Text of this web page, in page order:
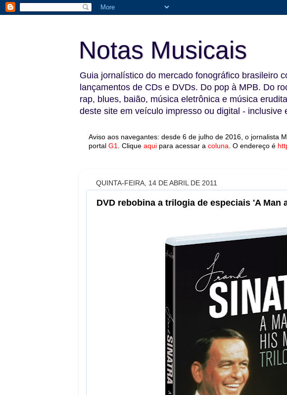
Notas Musicais
Guia jornalístico do mercado fonográfico brasileiro
lançamentos de CDs e DVDs. Do pop à MPB. Do
rap, blues, baião, música eletrônica e música
deste site em veículo impresso ou digital -
Aviso aos navegantes: desde 6 de julho de 2016, o jornalista
portal G1 Clique aqui para acessar a coluna O endereço é
QUINTA-FEIRA, 14 DE ABRIL DE 2011
DVD rebobina a trilogia de especiais 'A Man